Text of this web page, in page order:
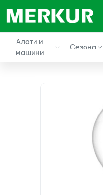
Алати и
машини
Сезона